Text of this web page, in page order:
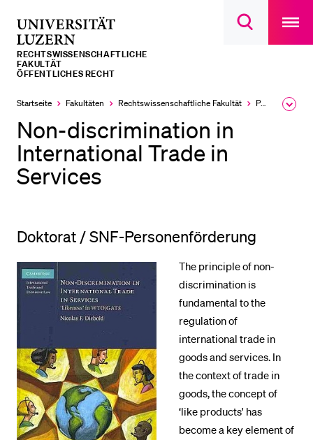
Suchdialog
main
RECHTS­­WISSENSCHAFTLICHE
FAKULTÄT
ÖFFENTLICHES RECHT
Startseite Fakultäten Rechtswissenschaftliche Fakultät Professuren
Non-discrimination in
International Trade in
Services
Doktorat / SNF-Personenförderung
The principle of non-
discrimination is
fundamental to the
regulation of
international trade in
goods and services. In
the context of trade in
goods, the concept of
‘like products' has
become a key element of
LETZTE SUCHEN
Sie haben noch keine Suche getätigt.
Schulklassen und Lehrpersonen
Studien­interessierte
Studierende
Alumni
Stellensuchende
Förderer
Medien
BELIEBTE INHALTE
Vorlesungsverzeichnis
Bibliothek
Sportangebot